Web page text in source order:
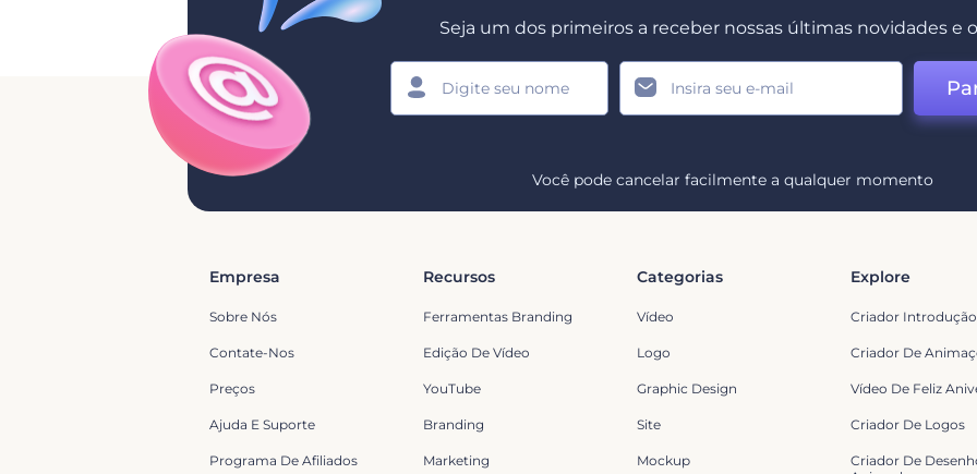
Seja um dos primeiros a receber nossas últimas novidades e
Você pode cancelar facilmente a qualquer momento
Empresa
Sobre Nós
Contate-Nos
Preços
Ajuda E Suporte
Programa De Afiliados
Recursos
Ferramentas Branding
Edição De Vídeo
YouTube
Branding
Marketing
Categorias
Vídeo
Logo
Graphic Design
Site
Mockup
Explore
Criador
Criador De
Vídeo De Feliz
Criador De Logos
Criador De